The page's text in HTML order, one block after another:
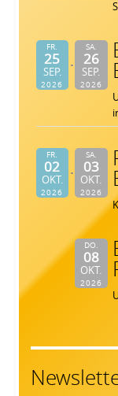
FR.
25
SEP.
2026
SA.
26
SEP.
2026
FR.
02
OKT.
2026
SA.
03
OKT.
2026
DO.
08
OKT.
2026